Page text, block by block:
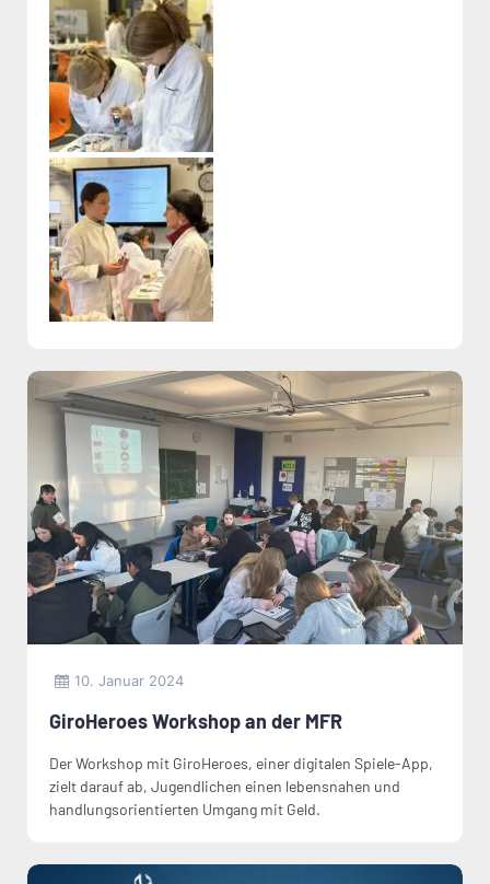
10. Januar 2024
GiroHeroes Workshop an der MFR
Der Workshop mit GiroHeroes, einer digitalen Spiele-App,
zielt darauf ab, Jugendlichen einen lebensnahen und
handlungsorientierten Umgang mit Geld.